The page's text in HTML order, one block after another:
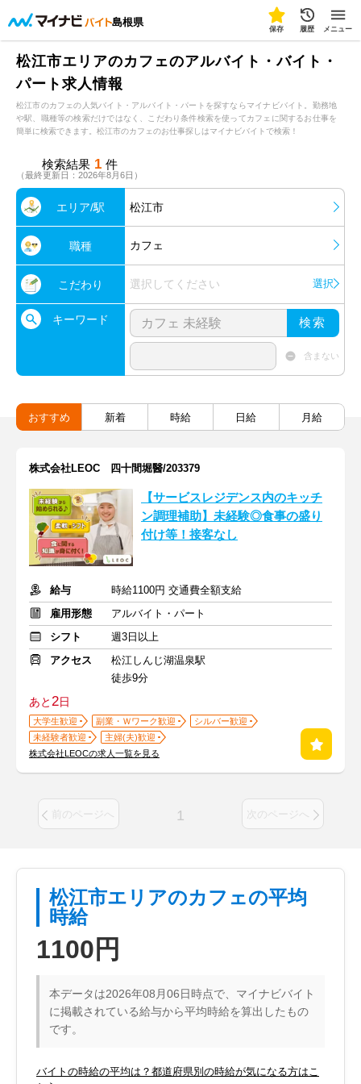
島根県
保存 履歴 メニュー
松江市エリアのカフェのアルバイト・バイト・
パート求人情報
松江市のカフェの人気バイト・アルバイト・パートを探すならマイナビバイト。勤務地
や駅、職種等の検索だけではなく、こだわり条件検索を使ってカフェに関するお仕事を
簡単に検索できます。松江市のカフェのお仕事探しはマイナビバイトで検索！
検索結果 1 件
（最終更新日：2026年8月6日）
エリア/駅 松江市
職種 カフェ
こだわり 選択してください 選択
キーワード 検索
含まない
おすすめ 新着 時給 日給 月給
株式会社LEOC 四十間堀醫/203379
【サービスレジデンス内のキッチ
ン調理補助】未経験◎食事の盛り
付け等！接客なし
給与
時給1100円 交通費全額支給
雇用形態
アルバイト・パート
シフト
週3日以上
アクセス
松江しんじ湖温泉駅
徒歩9分
あと2日
大学生歓迎 副業・Ｗワーク歓迎
シルバー歓迎
未経験者歓迎
主婦(夫)歓迎
株式会社LEOCの求人一覧を見る
前のページへ 1 次のページへ
松江市エリアのカフェの平均
時給
1100円
本データは2026年08月06日時点で、マイナビバイト
に掲載されている給与から平均時給を算出したもの
です。
バイトの時給の平均は？都道府県別の時給が気になる方はこ